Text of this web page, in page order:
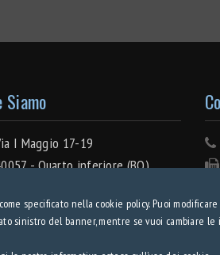
Siamo
I Maggio 17-19
- Quarto inferiore (BO)
155633
€ 100000 i.v
specificato nella cookie policy. Puoi
sinistro del banner, mentre se vuoi cambiare